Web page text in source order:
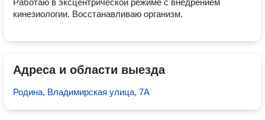
Работаю в эксцентрической режиме с внедрением
кинезиологии. Восстанавливаю организм.
Адреса и области выезда
Родина, Владимирская улица, 7А